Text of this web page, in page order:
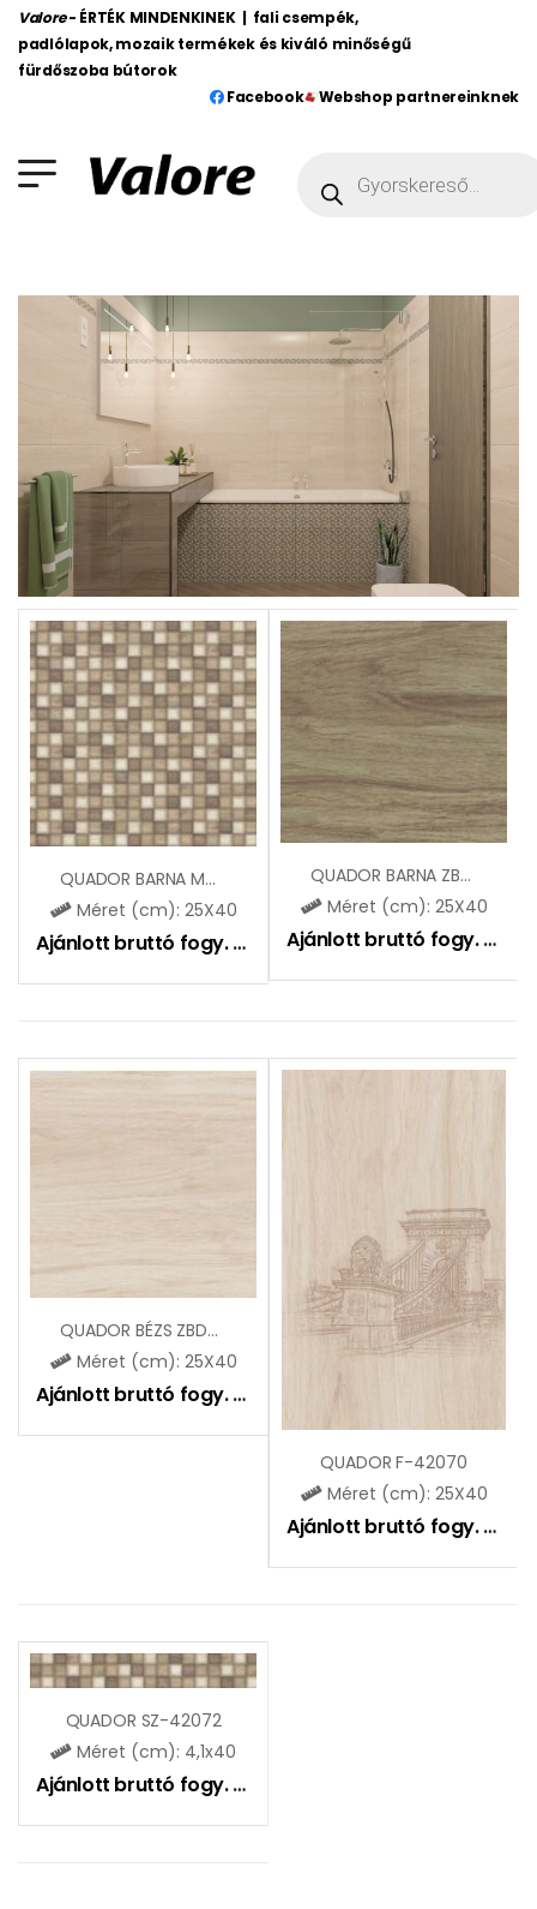
Valore - ÉRTÉK MINDENKINEK | fali csempék,
padlólapok, mozaik termékek és kiváló minőségű
fürdőszoba bútorok
Facebook
Webshop partnereinknek
QUADOR BARNA MOZAIK ZBD42072
Méret (cm): 25X40
Ajánlott bruttó fogy. ár: 6495Ft
QUADOR BARNA ZBD42071
Méret (cm): 25X40
Ajánlott bruttó fogy. ár:
QUADOR BÉZS ZBD42070
Méret (cm): 25X40
Ajánlott bruttó fogy. ár:
QUADOR F-42070
Méret (cm): 25X40
Ajánlott bruttó fogy. ár:
QUADOR SZ-42072
Méret (cm): 4,1x40
Ajánlott bruttó fogy. ár: